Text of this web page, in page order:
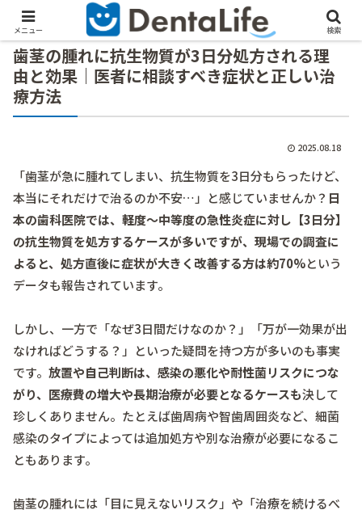
歯茎の腫れに抗生物質が3日分処方される理
由と効果｜医者に相談すべき症状と正しい治
療方法
2025.08.18
「歯茎が急に腫れてしまい、抗生物質を3日分もらったけど、
本当にそれだけで治るのか不安…」と感じていませんか？ 日
本の歯科医院では、軽度～中等度の急性炎症に対し【3日分】
の抗生物質を処方するケースが多いですが、現場での調査に
よると、処方直後に症状が大きく改善する方は約70%という
データも報告されています。
しかし、一方で「なぜ3日間だけなのか？」「万が一効果が出
なければどうする？」といった疑問を持つ方が多いのも事実
です。 放置や自己判断は、感染の悪化や耐性菌リスクにつな
がり、医療費の増大や長期治療が必要となるケースも決して
珍しくありません。たとえば歯周病や智歯周囲炎など、細菌
感染のタイプによっては追加処方や別な治療が必要になるこ
ともあります。
歯茎の腫れには「目に見えないリスク」や「治療を続けるべ
メニュー 検索